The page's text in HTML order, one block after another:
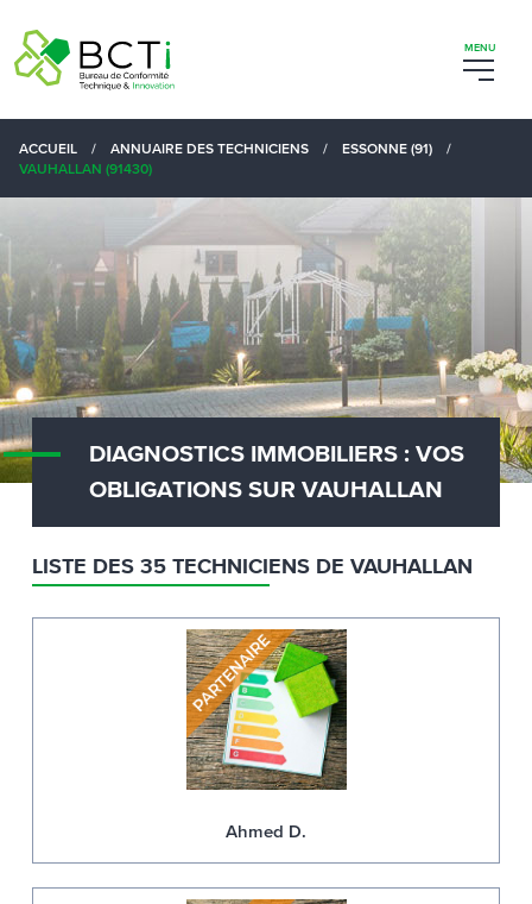
ACCUEIL / ANNUAIRE DES TECHNICIENS / ESSONNE (91)
/
VAUHALLAN (91430)
DIAGNOSTICS IMMOBILIERS : VOS
OBLIGATIONS SUR VAUHALLAN
LISTE DES 35 TECHNICIENS DE VAUHALLAN
Ahmed D.